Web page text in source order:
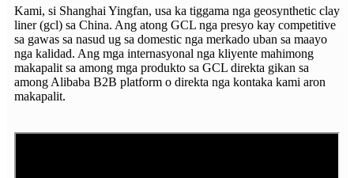
Kami, si Shanghai Yingfan, usa ka tiggama nga geosynthetic clay
liner (gcl) sa China. Ang atong GCL nga presyo kay competitive
sa gawas sa nasud ug sa domestic nga merkado uban sa maayo
nga kalidad. Ang mga internasyonal nga kliyente mahimong
makapalit sa among mga produkto sa GCL direkta gikan sa
among Alibaba B2B platform o direkta nga kontaka kami aron
makapalit.